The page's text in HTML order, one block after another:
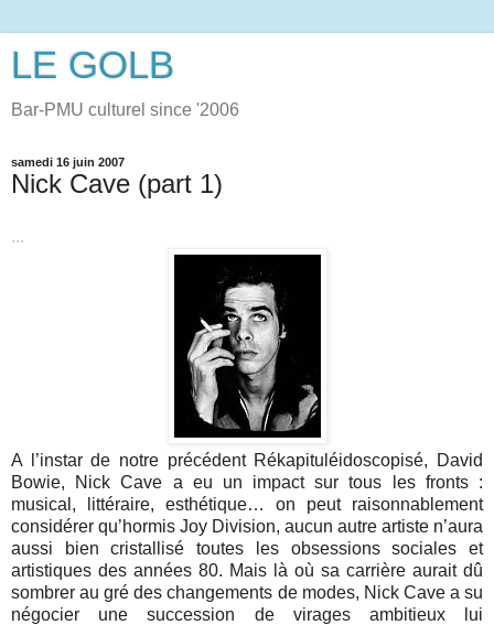
LE GOLB
Bar-PMU culturel since '2006
samedi 16 juin 2007
Nick Cave (part 1)
...
A l’instar de notre précédent Rékapituléidoscopisé, David
Bowie, Nick Cave a eu un impact sur tous les fronts :
musical, littéraire, esthétique… on peut raisonnablement
considérer qu’hormis Joy Division, aucun autre artiste n’aura
aussi bien cristallisé toutes les obsessions sociales et
artistiques des années 80. Mais là où sa carrière aurait dû
sombrer au gré des changements de modes, Nick Cave a su
négocier une succession de virages ambitieux lui